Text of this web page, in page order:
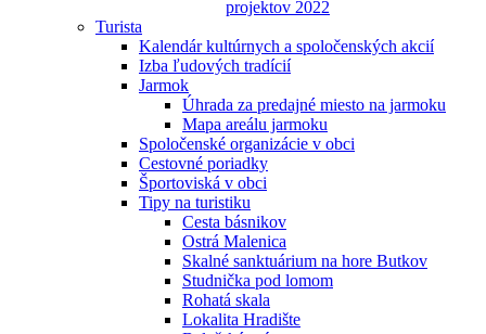
projektov 2022
Turista
Kalendár kultúrnych a spoločenských akcií
Izba ľudových tradícií
Jarmok
Úhrada za predajné miesto na jarmoku
Mapa areálu jarmoku
Spoločenské organizácie v obci
Cestovné poriadky
Športoviská v obci
Tipy na turistiku
Cesta básnikov
Ostrá Malenica
Skalné sanktuárium na hore Butkov
Studnička pod lomom
Rohatá skala
Lokalita Hradište